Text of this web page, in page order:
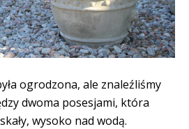
ogrodzona, ale znaleźliśmy
dwoma posesjami, która
wysoko nad wodą.